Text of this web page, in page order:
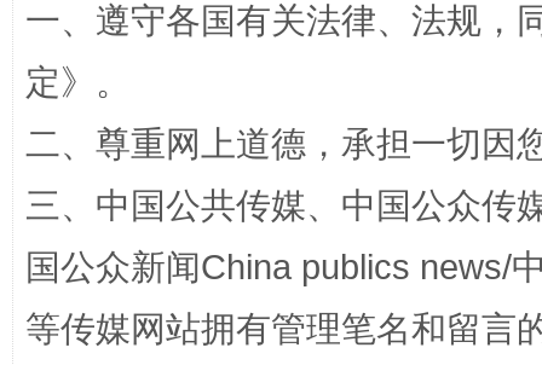
站台名比不上好声名
一、遵守各国有关法律、法规，
定》。
二、尊重网上道德，承担一切因
三、中国公共传媒、中国公众传
国公众新闻China publics news/
等传媒网站拥有管理笔名和留言